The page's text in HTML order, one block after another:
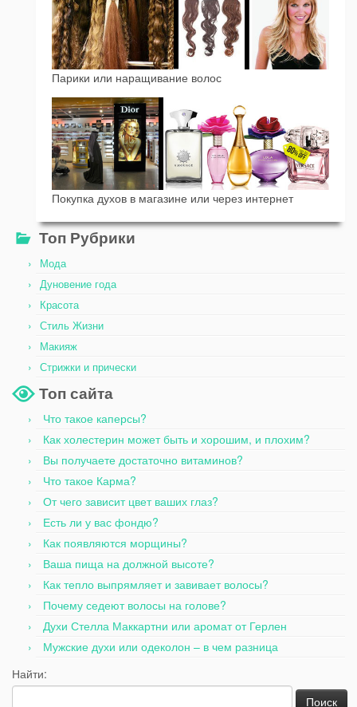
Парики или наращивание волос
Покупка духов в магазине или через интернет
Топ Рубрики
Мода
Дуновение года
Красота
Стиль Жизни
Макияж
Стрижки и прически
Топ сайта
Что такое каперсы?
Как холестерин может быть и хорошим, и плохим?
Вы получаете достаточно витаминов?
Что такое Карма?
От чего зависит цвет ваших глаз?
Есть ли у вас фондю?
Как появляются морщины?
Ваша пища на должной высоте?
Как тепло выпрямляет и завивает волосы?
Почему седеют волосы на голове?
Духи Стелла Маккартни или аромат от Герлен
Мужские духи или одеколон – в чем разница
Найти: